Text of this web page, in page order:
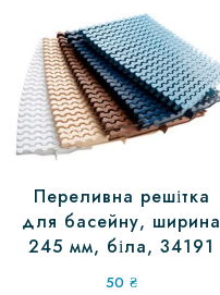
Переливна решітка
для басейну, ширина
245 мм, біла, 34191
50₴